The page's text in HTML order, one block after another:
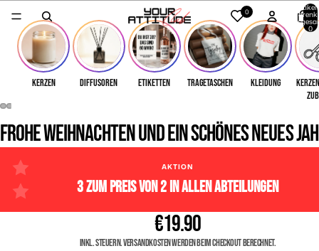
0 Artikel
0
Kerzen Diffusoren Etiketten Tragetaschen Kleidung
FROHE WEIHNACHTEN UND EIN SCHÖNES NEUES
AKTION
3 ZUM PREIS VON 2 IN ALLEN ABTEILUNGEN
€19.90
INKL. STEUERN. VERSANDKOSTEN WERDEN BEIM CHECKOUT BERECHNET.